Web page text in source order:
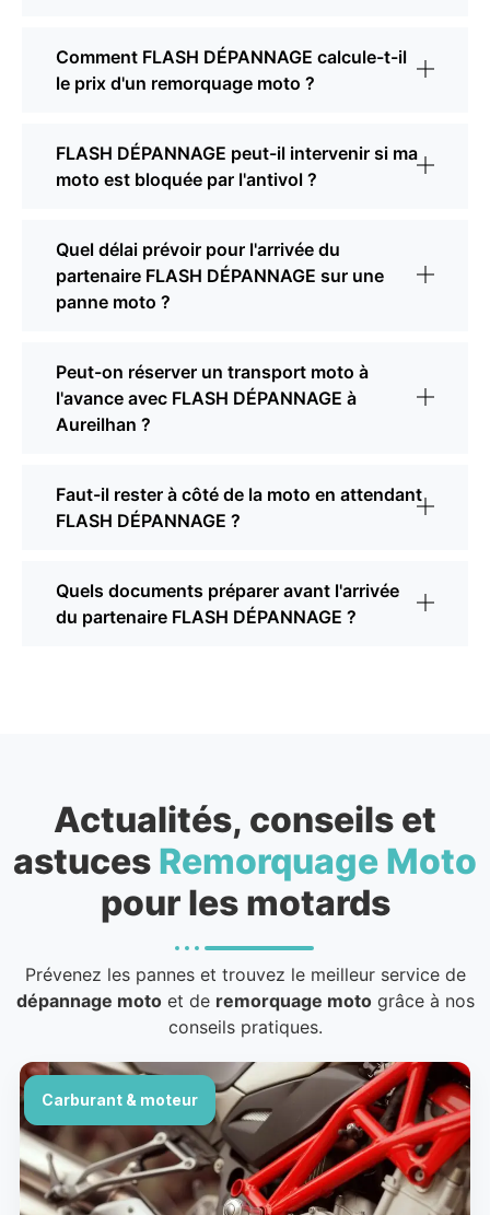
Comment FLASH DÉPANNAGE calcule-t-il
le prix d'un remorquage moto ?
FLASH DÉPANNAGE peut-il intervenir si ma
moto est bloquée par l'antivol ?
Quel délai prévoir pour l'arrivée du
partenaire FLASH DÉPANNAGE sur une
panne moto ?
Peut-on réserver un transport moto à
l'avance avec FLASH DÉPANNAGE à
Aureilhan ?
Faut-il rester à côté de la moto en attendant
FLASH DÉPANNAGE ?
Quels documents préparer avant l'arrivée
du partenaire FLASH DÉPANNAGE ?
Actualités, conseils et
astuces Remorquage Moto
pour les motards
Prévenez les pannes et trouvez le meilleur service de
dépannage motoet de remorquage motogrâce à nos
conseils pratiques.
Carburant & moteur